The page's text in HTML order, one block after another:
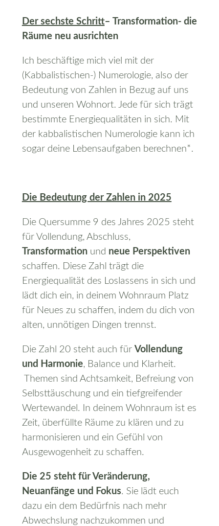
Der sechste Schritt– Transformation- die
Räume neu ausrichten
Ich beschäftige mich viel mit der
(Kabbalistischen-) Numerologie, also der
Bedeutung von Zahlen in Bezug auf uns
und unseren Wohnort. Jede für sich trägt
bestimmte Energiequalitäten in sich. Mit
der kabbalistischen Numerologie kann ich
sogar deine Lebensaufgaben berechnen*.
Die Bedeutung der Zahlen in 2025
Die Quersumme 9 des Jahres 2025 steht
für Vollendung, Abschluss,
Transformationund neue Perspektiven
schaffen. Diese Zahl trägt die
Energiequalität des Loslassens in sich und
lädt dich ein, in deinem Wohnraum Platz
für Neues zu schaffen, indem du dich von
alten, unnötigen Dingen trennst.
Die Zahl 20 steht auch für Vollendung
und Harmonie, Balance und Klarheit.
Themen sind Achtsamkeit, Befreiung von
Selbsttäuschung und ein tiefgreifender
Wertewandel. In deinem Wohnraum ist es
Zeit, überfüllte Räume zu klären und zu
harmonisieren und ein Gefühl von
Ausgewogenheit zu schaffen.
Die 25 steht für Veränderung,
Neuanfänge und Fokus. Sie lädt euch
dazu ein dem Bedürfnis nach mehr
Abwechslung nachzukommen und